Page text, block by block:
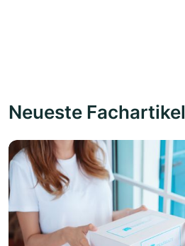
Neueste Fachartikel